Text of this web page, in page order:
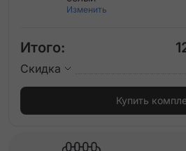
Изменить
Итого:
Скидка
Купить